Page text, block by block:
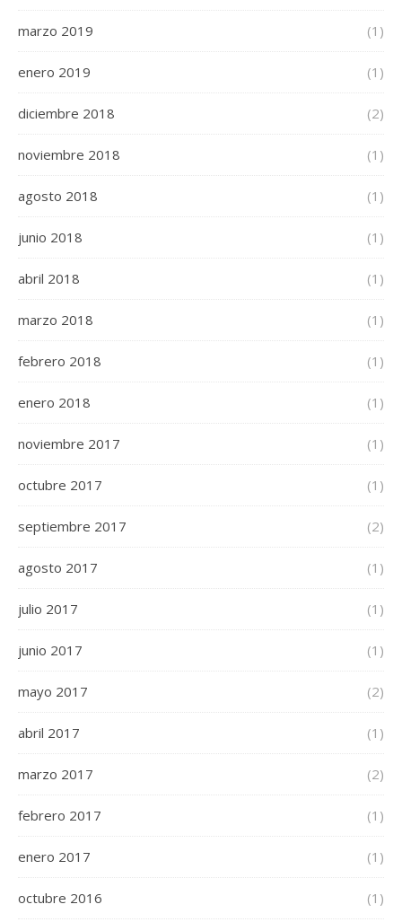
marzo 2019 (1)
enero 2019 (1)
diciembre 2018 (2)
noviembre 2018 (1)
agosto 2018 (1)
junio 2018 (1)
abril 2018 (1)
marzo 2018 (1)
febrero 2018 (1)
enero 2018 (1)
noviembre 2017 (1)
octubre 2017 (1)
septiembre 2017 (2)
agosto 2017 (1)
julio 2017 (1)
junio 2017 (1)
mayo 2017 (2)
abril 2017 (1)
marzo 2017 (2)
febrero 2017 (1)
enero 2017 (1)
octubre 2016 (1)